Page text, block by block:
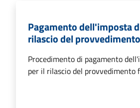
Pagamento dell'imposta
rilascio del
Procedimento di pagamento
per il rilascio del provvedimento